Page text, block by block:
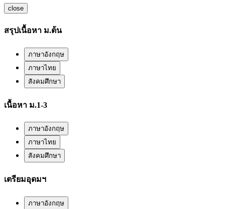
close
สรุปเนื้อหา ม.ต้น
ภาษาอังกฤษ
ภาษาไทย
สังคมศึกษา
เนื้อหา ม.1-3
ภาษาอังกฤษ
ภาษาไทย
สังคมศึกษา
เตรียมอุดมฯ
ภาษาอังกฤษ